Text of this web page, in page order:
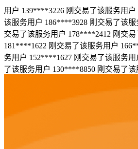
用户 139****3226 刚交易了该服务用户
该服务用户 186****3928 刚交易了该服
交易了该服务用户 178****2412 刚交
181****1622 刚交易了该服务用户
务用户 152****1627 刚交易了该服务用
了该服务用户 130****8850 刚交易了该